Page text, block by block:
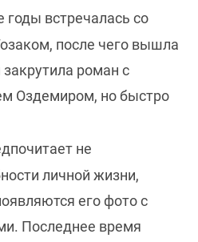
годы встречалась со
после чего вышла
роман с
Оздемиром, но быстро
не
личной жизни,
его фото с
Последнее время